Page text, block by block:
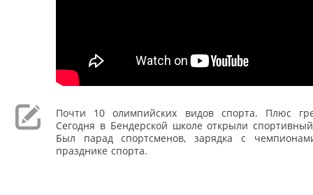
Почти 10 олимпийских видов спорта. Плюс
Сегодня в Бендерской школе открыли
Был парад спортсменов, зарядка с
празднике спорта.